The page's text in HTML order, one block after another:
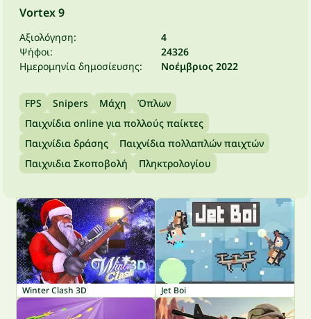
Vortex 9
Αξιολόγηση:
4
Ψήφοι:
24326
Ημερομηνία δημοσίευσης:
Νοέμβριος 2022
FPS Snipers Μάχη
Όπλων
Παιχνίδια online για πολλούς παίκτες
Παιχνίδια δράσης
Παιχνίδια πολλαπλών παιχτών
Παιχνιδια Σκοποβολή
Πληκτρολογίου
Winter Clash 3D Jet Boi